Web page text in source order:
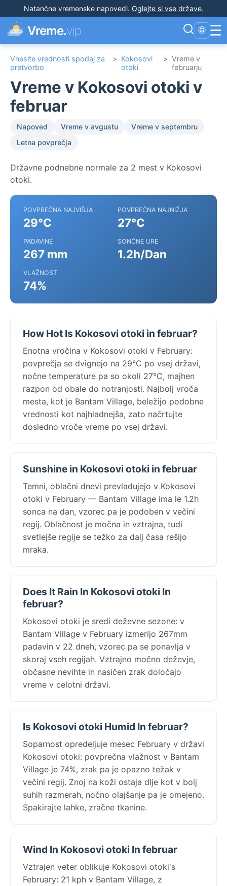
Natančne vremenske napovedi. Oglejte si vse države.
Vreme.vip 🌐 ☰
Vnesite vrednosti spodaj za
pretvorbo
> Kokosovi
otoki
> Vreme v
februarju
Vreme v Kokosovi otoki v
februar
Napoved Vreme v avgustu
Vreme v septembru
Letna povprečja
Državne podnebne normale za 2 mest v Kokosovi
otoki.
POVPREČNA NAJVIŠJA
29°C
POVPREČNA NAJNIŽJA
27°C
PADAVINE
267 mm
SONČNE URE
1.2h/Dan
VLAŽNOST
74%
How Hot Is Kokosovi otoki in februar?
Enotna vročina v Kokosovi otoki v February:
povprečja se dvignejo na 29°C po vsej državi,
nočne temperature pa so okoli 27°C, majhen
razpon od obale do notranjosti. Najbolj vroča
mesta, kot je Bantam Village, beležijo podobne
vrednosti kot najhladnejša, zato načrtujte
dosledno vroče vreme po vsej državi.
Sunshine in Kokosovi otoki in februar
Temni, oblačni dnevi prevladujejo v Kokosovi
otoki v February — Bantam Village ima le 1.2h
sonca na dan, vzorec pa je podoben v večini
regij. Oblačnost je močna in vztrajna, tudi
svetlejše regije se težko za dalj časa rešijo
mraka.
Does It Rain In Kokosovi otoki In
februar?
Kokosovi otoki je sredi deževne sezone: v
Bantam Village v February izmerijo 267mm
padavin v 22 dneh, vzorec pa se ponavlja v
skoraj vseh regijah. Vztrajno močno deževje,
občasne nevihte in nasičen zrak določajo
vreme v celotni državi.
Is Kokosovi otoki Humid In februar?
Soparnost opredeljuje mesec February v državi
Kokosovi otoki: povprečna vlažnost v Bantam
Village je 74%, zrak pa je opazno težak v
večini regij. Znoj na koži ostaja dlje kot v bolj
suhih razmerah, nočno olajšanje pa je omejeno.
Spakirajte lahke, zračne tkanine.
Wind In Kokosovi otoki In februar
Vztrajen veter oblikuje Kokosovi otoki's
February: 21 kph v Bantam Village, z